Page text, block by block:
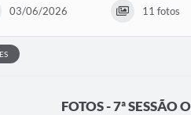
03/06/2026 11 fotos
FOTOS - 7ª